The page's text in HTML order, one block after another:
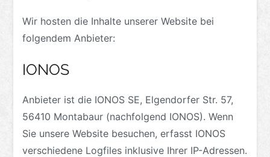
Wir hosten die Inhalte unserer Website bei
folgendem Anbieter:
IONOS
Anbieter ist die IONOS SE, Elgendorfer Str. 57,
56410 Montabaur (nachfolgend IONOS). Wenn
Sie unsere Website besuchen, erfasst IONOS
verschiedene Logfiles inklusive Ihrer IP-Adressen.